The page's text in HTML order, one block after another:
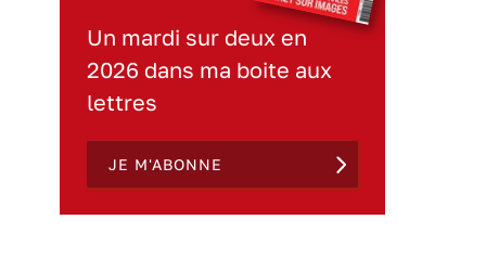
Un mardi sur deux en
2026 dans ma boite aux
lettres
JE M'ABONNE